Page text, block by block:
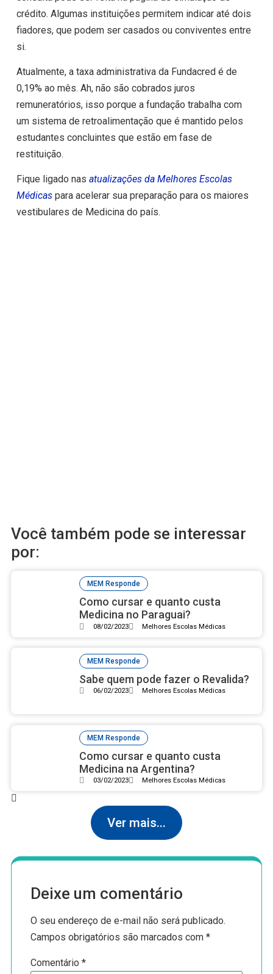
crédito. Algumas instituições permitem indicar até dois
fiadores, que podem ser casados ou conviventes entre
si.
Atualmente, a taxa administrativa da Fundacred é de
0,19% ao mês. Ah, não são cobrados juros
remuneratórios, isso porque a fundação trabalha com
um sistema de retroalimentação que é mantido pelos
estudantes concluintes que estão em fase de
restituição.
Fique ligado nas atualizações da Melhores Escolas
Médicaspara acelerar sua preparação para os maiores
vestibulares de Medicina do país.
Você também pode se interessar
por:
MEM Responde
Como cursar e quanto custa
Medicina no Paraguai?
08/02/2023 Melhores Escolas Médicas
MEM Responde
Sabe quem pode fazer o Revalida?
06/02/2023 Melhores Escolas Médicas
MEM Responde
Como cursar e quanto custa
Medicina na Argentina?
03/02/2023 Melhores Escolas Médicas
Ver mais...
Deixe um comentário
O seu endereço de e-mail não será publicado.
Campos obrigatórios são marcados com*
Comentário*